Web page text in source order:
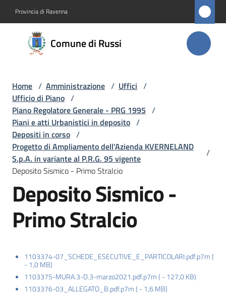
Provincia di Ravenna
Comune di Russi
Comune
di Russi
Amministrazione
Menu selezionato
Novità
Servizi
Vivere
Russi
Orari
uffici
Segnalazioni
Home / Amministrazione / Uffici /
Ufficio di Piano /
Piano Regolatore Generale - PRG 1995 /
Piani e atti Urbanistici in deposito /
Depositi in corso /
Progetto di Ampliamento dell'Azienda KVERNELAND
S.p.A. in variante al P.R.G. 95 vigente
/
Deposito Sismico - Primo Stralcio
Deposito Sismico -
Primo Stralcio
1103374-07_SCHEDE_ESECUTIVE_E_PARTICOLARI.pdf.p7m(
-1,0 MB)
1103375-MURA.3-D.3-marzo2021.pdf.p7m( -127,0 KB)
1103376-03_ALLEGATO_B.pdf.p7m( -1,6 MB)